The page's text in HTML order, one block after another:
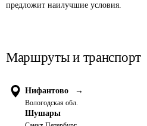
предложит наилучшие условия.
Маршруты и транспорт
Нифантово →
Вологодская обл.
Шушары